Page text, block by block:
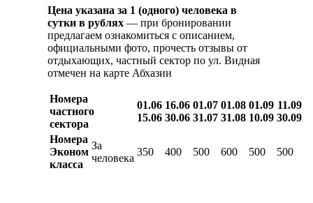
Цена указана за 1 (одного) человека в
сутки в рублях — при бронировании
предлагаем ознакомиться с описанием,
официальными фото, прочесть отзывы от
отдыхающих, частный сектор по ул. Видная
отмечен на карте Абхазии
Номера
частного
сектора
01.06
15.06
16.06
30.06
01.07
31.07
01.08
31.08
01.09
10.09
11.09
30.09
Номера
Эконом
класса
За
человека
350 400 500 600 500 500